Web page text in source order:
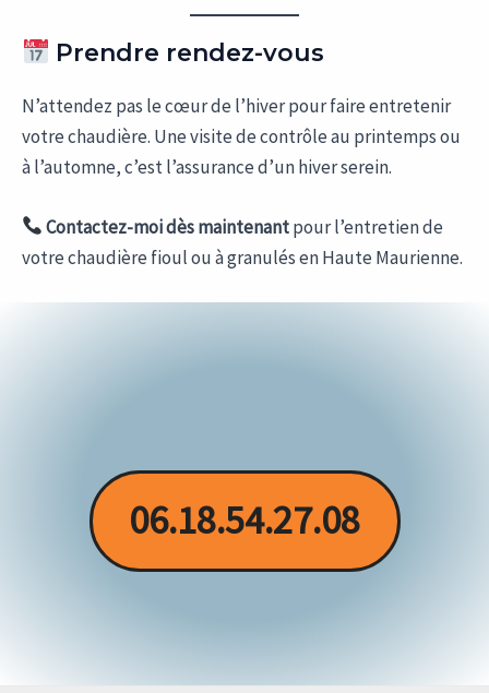
Prendre rendez-vous
N’attendez pas le cœur de l’hiver pour faire entretenir
votre chaudière. Une visite de contrôle au printemps ou
à l’automne, c’est l’assurance d’un hiver serein.
Contactez-moi dès maintenantpour l’entretien de
votre chaudière fioul ou à granulés en Haute Maurienne.
06.18.54.27.08